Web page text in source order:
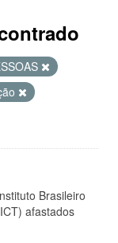
Brasileiro
afastados